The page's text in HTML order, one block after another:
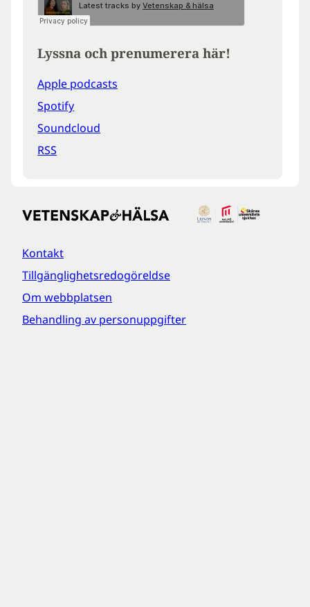
Lyssna och prenumerera här!
Apple podcasts
Spotify
Soundcloud
RSS
Kontakt
Tillgänglighetsredogöreldse
Om webbplatsen
Behandling av personuppgifter